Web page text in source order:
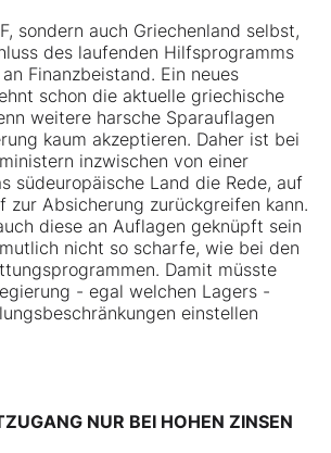
sondern auch Griechenland selbst,
des laufenden Hilfsprogramms
Finanzbeistand. Ein neues
schon die aktuelle griechische
weitere harsche Sparauflagen
kaum akzeptieren. Daher ist bei
inzwischen von einer
südeuropäische Land die Rede, auf
zur Absicherung zurückgreifen kann.
diese an Auflagen geknüpft sein
nicht so scharfe, wie bei den
Damit müsste
- egal welchen Lagers -
einstellen
NUR BEI HOHEN ZINSEN